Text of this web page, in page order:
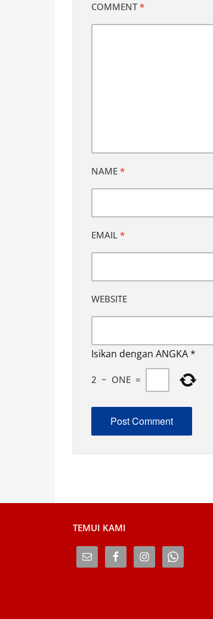
COMMENT*
NAME *
EMAIL *
WEBSITE
Isikan dengan ANGKA*
2 − ONE =
TEMUI KAMI